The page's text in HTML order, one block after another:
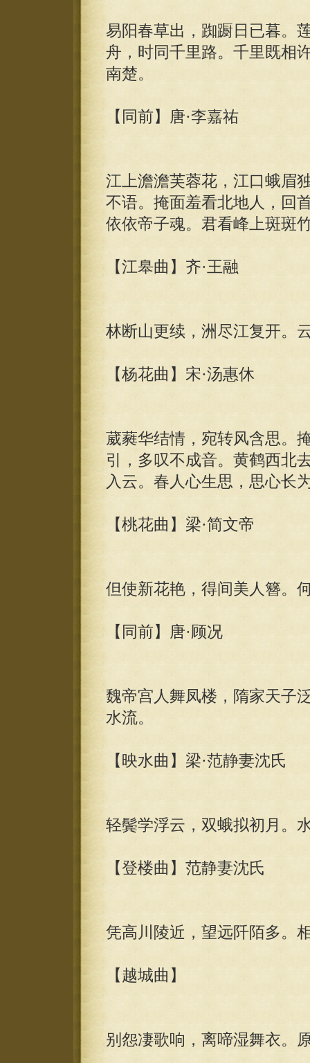
易阳春草出，踟蹰日已暮。
舟，时同千里路。千里既相
南楚。
【同前】唐·李嘉祐
江上澹澹芙蓉花，江口蛾眉
不语。掩面羞看北地人，回
依依帝子魂。君看峰上斑斑
【江皋曲】齐·王融
林断山更续，洲尽江复开。
【杨花曲】宋·汤惠休
葳蕤华结情，宛转风含思。
引，多叹不成音。黄鹤西北
入云。春人心生思，思心长
【桃花曲】梁·简文帝
但使新花艳，得间美人簪。
【同前】唐·顾况
魏帝宫人舞凤楼，隋家天子
水流。
【映水曲】梁·范静妻沈氏
轻鬓学浮云，双蛾拟初月。
【登楼曲】范静妻沈氏
凭高川陵近，望远阡陌多。
【越城曲】
别怨凄歌响，离啼湿舞衣。